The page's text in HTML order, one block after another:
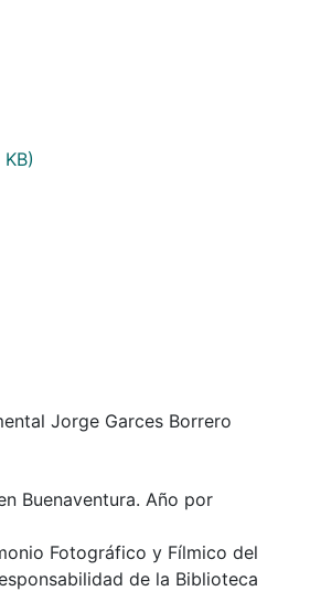
Jorge Garces Borrero
Buenaventura. Año por
Fotográfico y Fílmico del
de la Biblioteca